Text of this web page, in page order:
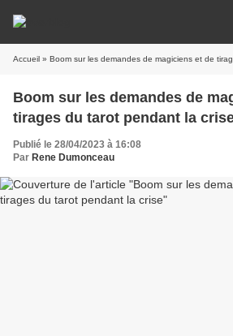
Accueil » Boom sur les demandes de magiciens et de
Boom sur les demandes de
tirages du tarot pendant la
Publié le 28/04/2023 à 16:08
Par Rene Dumonceau